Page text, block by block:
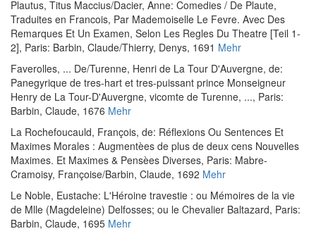
Plautus, Titus Maccius/Dacier, Anne: Comedies / De Plaute,
Traduites en Francois, Par Mademoiselle Le Fevre. Avec Des
Remarques Et Un Examen, Selon Les Regles Du Theatre [Teil 1-
2], Paris: Barbin, Claude/Thierry, Denys, 1691 Mehr
Faverolles, ... De/Turenne, Henri de La Tour D'Auvergne, de:
Panegyrique de tres-hart et tres-puissant prince Monseigneur
Henry de La Tour-D'Auvergne, vicomte de Turenne, ..., Paris:
Barbin, Claude, 1676 Mehr
La Rochefoucauld, François, de: Réflexions Ou Sentences Et
Maximes Morales : Augmentèes de plus de deux cens Nouvelles
Maximes. Et Maximes & Pensèes Diverses, Paris: Mabre-
Cramoisy, Françoise/Barbin, Claude, 1692 Mehr
Le Noble, Eustache: L'Héroine travestie : ou Mémoires de la vie
de Mlle (Magdeleine) Delfosses; ou le Chevalier Baltazard, Paris:
Barbin, Claude, 1695 Mehr